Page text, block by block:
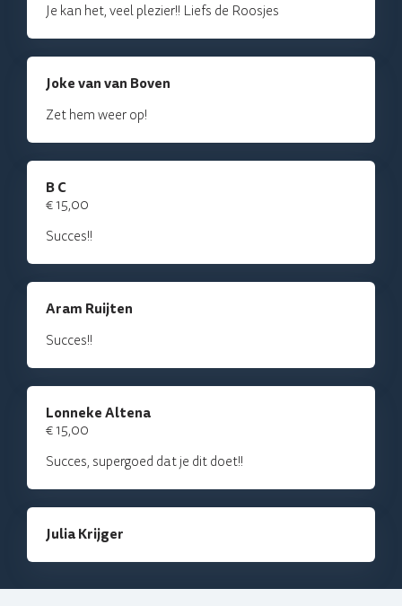
Je kan het, veel plezier!! Liefs de Roosjes
Joke van van Boven
Zet hem weer op!
B C
€ 15,00
Succes!!
Aram Ruijten
Succes!!
Lonneke Altena
€ 15,00
Succes, supergoed dat je dit doet!!
Julia Krijger